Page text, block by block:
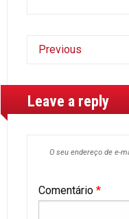
Previous
Leave a reply
O seu endereço de e-
Comentário *